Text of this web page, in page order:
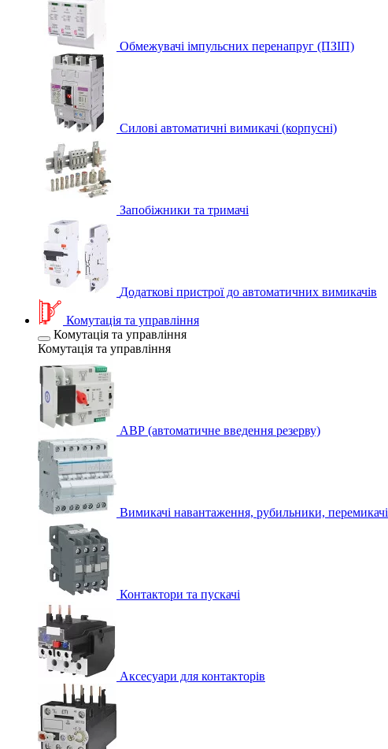
Обмежувачі імпульсних перенапруг (ПЗІП)
Силові автоматичні вимикачі (корпусні)
Запобіжники та тримачі
Додаткові пристрої до автоматичних вимикачів
Комутація та управління
Комутація та управління
Комутація та управління
АВР (автоматичне введення резерву)
Вимикачі навантаження, рубильники, перемикачі
Контактори та пускачі
Аксесуари для контакторів